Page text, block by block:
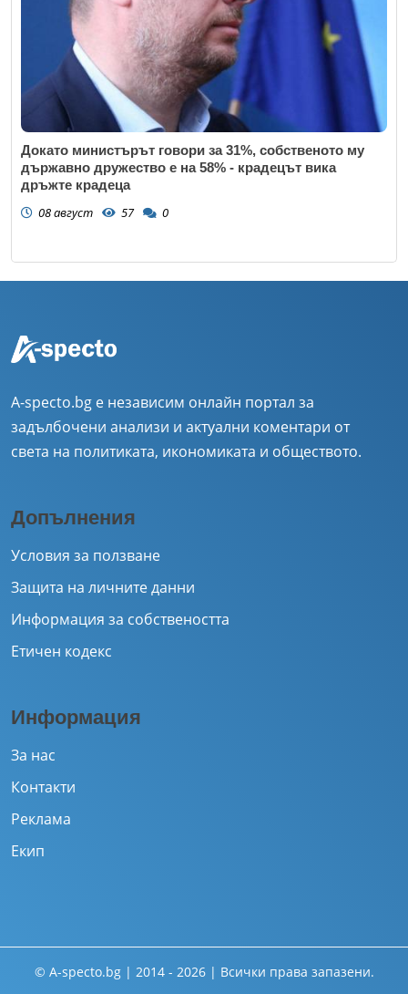
Докато министърът говори за 31%, собственото му
държавно дружество е на 58% - крадецът вика
дръжте крадеца
08 август 57 0
A-specto.bg е независим онлайн портал за
задълбочени анализи и актуални коментари от
света на политиката, икономиката и обществото.
Допълнения
Условия за ползване
Защита на личните данни
Информация за собствеността
Етичен кодекс
Информация
За нас
Контакти
Реклама
Екип
© A-specto.bg | 2014 - 2026 | Всички права запазени.